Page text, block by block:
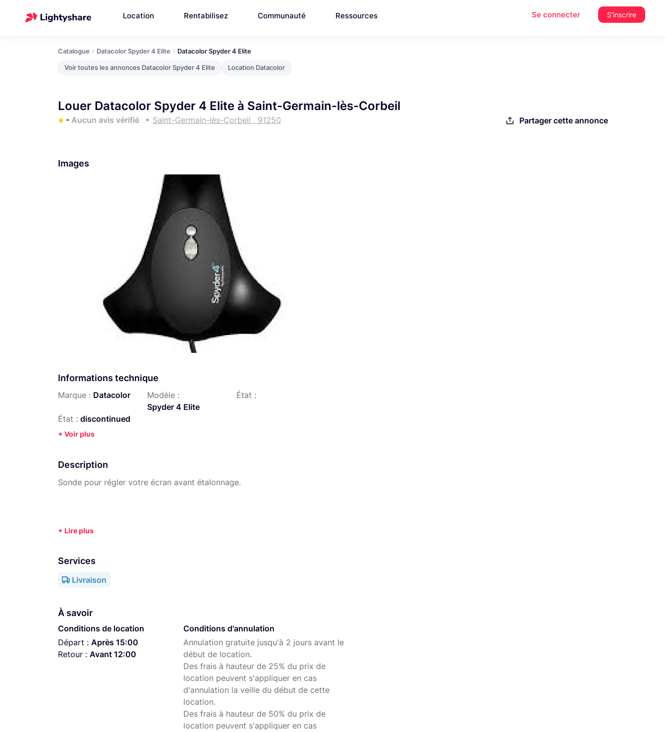
Location Rentabilisez Communauté Ressources Se connecter S'inscrire
Catalogue Datacolor Spyder 4 Elite Datacolor Spyder 4 Elite
Voir toutes les annonces Datacolor Spyder 4 Elite Location Datacolor
Louer Datacolor Spyder 4 Elite à Saint-Germain-lès-Corbeil
- Aucun avis vérifié Saint-Germain-lès-Corbeil , 91250 Partager cette annonce
Images
Informations technique
Marque : Datacolor
Modèle :
Spyder 4 Elite
État :
État : discontinued
+ Voir plus
Description
Sonde pour régler votre écran avant étalonnage.
Services
Livraison
À savoir
Conditions de location
Départ : Après 15:00
Retour : Avant 12:00
Conditions d'annulation
Annulation gratuite jusqu'à 2 jours avant le
début de location.
Des frais à hauteur de 25% du prix de
location peuvent s'appliquer en cas
d'annulation la veille du début de cette
location.
Des frais à hauteur de 50% du prix de
location peuvent s'appliquer en cas